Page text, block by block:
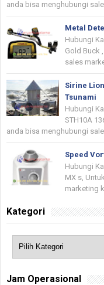
anda bisa menghubungi
Metal
Hubungi
Gold Buck
sales
Sirine
Tsunami
Hubungi
STH10A
anda bisa menghubungi
Speed
Hubungi
MX s,
marketing
Kategori
Jam Operasional